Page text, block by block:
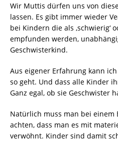
Wir Muttis dürfen uns von
lassen. Es gibt immer wieder
bei Kindern die als ‚schwierig‘
empfunden werden,
Geschwisterkind.
Aus eigener Erfahrung kann
so geht. Und dass alle Kinder
Ganz egal, ob sie Geschwister
Natürlich muss man bei einem
achten, dass man es mit
verwöhnt. Kinder sind damit